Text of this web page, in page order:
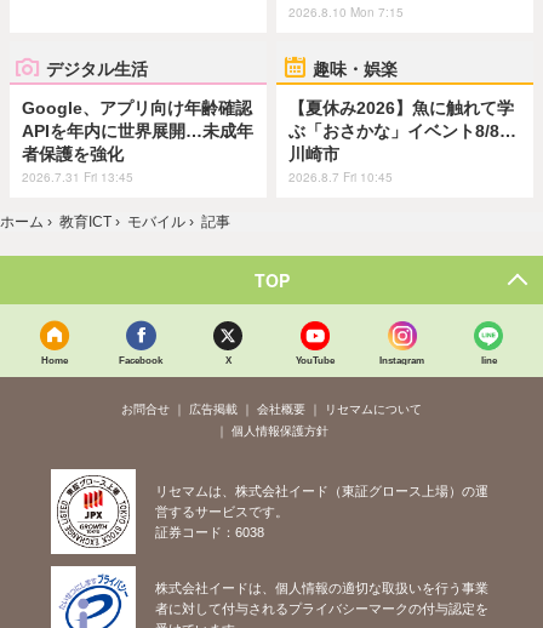
2026.8.10 Mon 7:15
デジタル生活
Google、アプリ向け年齢確認
APIを年内に世界展開…未成年
者保護を強化
2026.7.31 Fri 13:45
趣味・娯楽
【夏休み2026】魚に触れて学
ぶ「おさかな」イベント8/8…
川崎市
2026.8.7 Fri 10:45
ホーム › 教育ICT › モバイル › 記事
TOP
Home Facebook X YouTube Instagram line
お問合せ 広告掲載 会社概要
リセマムについて
個人情報保護方針
リセマムは、株式会社イード（東証グロース上場）の運
営するサービスです。
証券コード：6038
株式会社イードは、個人情報の適切な取扱いを行う事業
者に対して付与されるプライバシーマークの付与認定を